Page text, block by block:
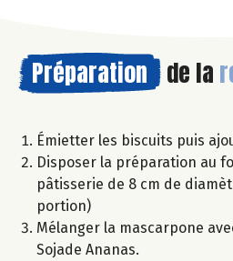
Préparation de la
Émietter les biscuits puis
Disposer la préparation au
pâtisserie de 8 cm de
portion)
Mélanger la mascarpone
Sojade Ananas.